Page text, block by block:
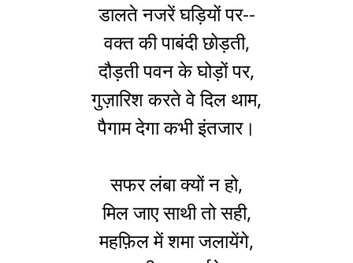
डालते नजरें घड़ियों पर--
वक्त की पाबंदी छोड़ती,
दौड़ती पवन के घोड़ों पर,
गुज़ारिश करते वे दिल थाम,
पैगाम देगा कभी इंतजार।
सफर लंबा क्यों न हो,
मिल जाए साथी तो सही,
महफ़िल में शमा जलायेंगे,